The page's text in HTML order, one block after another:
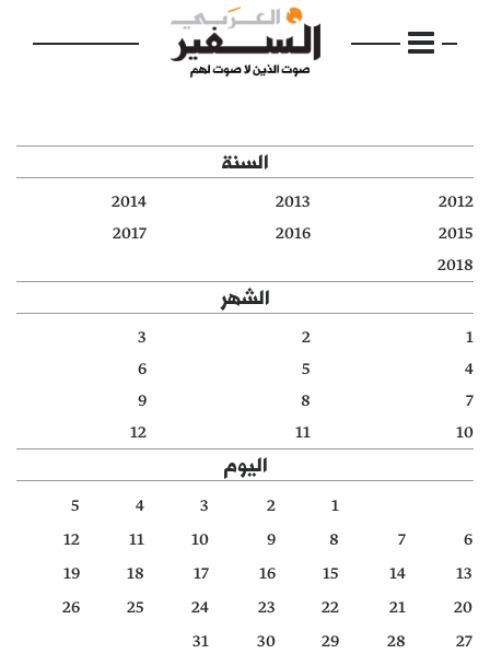
الرئيسية
مواضيع
دفاتر
الأرشيف
السنة
2012
2013
2014
2015
2016
2017
2018
الشهر
1
2
3
4
5
6
7
8
9
10
11
12
اليوم
1
2
3
4
5
6
7
8
9
10
11
12
13
14
15
16
17
18
19
20
21
22
23
24
25
26
27
28
29
30
31